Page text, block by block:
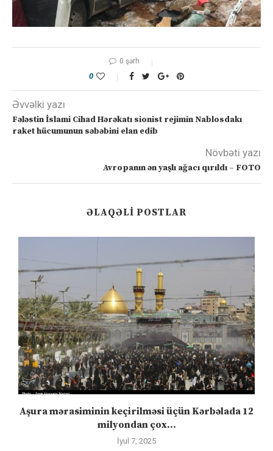
0 şərh
0
Əvvəlki yazı
Fələstin İslami Cihad Hərəkatı sionist rejimin Nablosdakı
raket hücumunun səbəbini elan edib
Növbəti yazı
Avropanın ən yaşlı ağacı qırıldı – FOTO
ƏLAQƏLI POSTLAR
Aşura mərasiminin keçirilməsi üçün Kərbəlada 12
milyondan çox...
İyul 7, 2025